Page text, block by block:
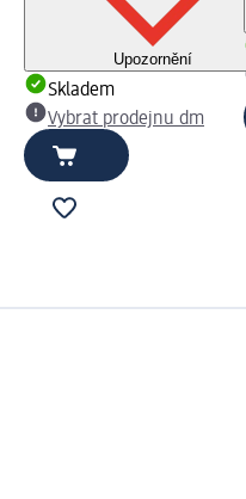
Upozornění
Skladem
Vybrat prodejnu dm